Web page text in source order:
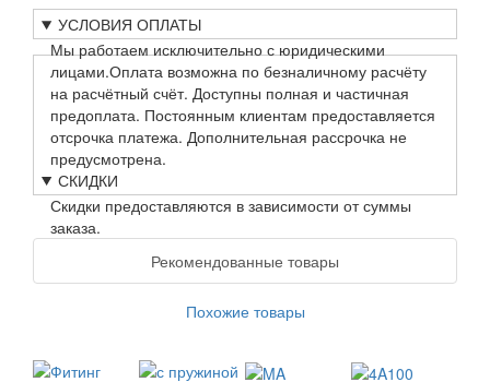
УСЛОВИЯ ОПЛАТЫ
Мы работаем исключительно с юридическими
лицами.Оплата возможна по безналичному расчёту
на расчётный счёт. Доступны полная и частичная
предоплата. Постоянным клиентам предоставляется
отсрочка платежа. Дополнительная рассрочка не
предусмотрена.
СКИДКИ
Скидки предоставляются в зависимости от суммы
заказа.
Рекомендованные товары
Похожие товары